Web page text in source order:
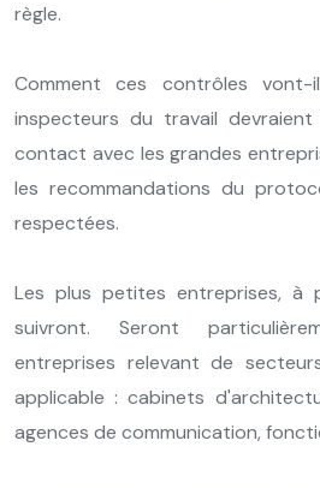
règle.
Comment ces contrôles
inspecteurs du travail
contact avec les grandes
les recommandations du
respectées.
Les plus petites entreprises, à
suivront. Seront
entreprises relevant de
applicable : cabinets
agences de communication,